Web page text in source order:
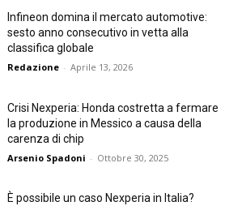
Infineon domina il mercato automotive:
sesto anno consecutivo in vetta alla
classifica globale
Redazione - Aprile 13, 2026
Crisi Nexperia: Honda costretta a fermare
la produzione in Messico a causa della
carenza di chip
Arsenio Spadoni - Ottobre 30, 2025
È possibile un caso Nexperia in Italia?